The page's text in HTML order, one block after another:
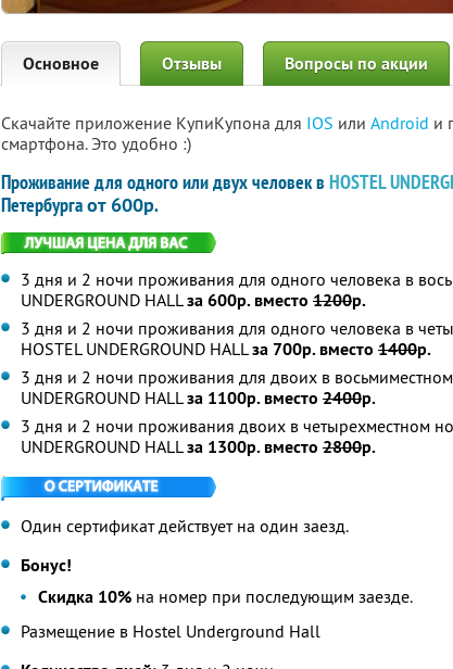
Основное Отзывы Вопросы по акции
Скачайте приложение КупиКупона для IOS или Android и
смартфона. Это удобно :)
Проживание для одного или двух человек в HOSTEL
Петербургаот 600р.
3 дня и 2 ночи проживания для одного человека в
UNDERGROUND HALLза 600р. вместо 1200р.
3 дня и 2 ночи проживания для одного человека в
HOSTEL UNDERGROUND HALLза 700р. вместо 1400р.
3 дня и 2 ночи проживания для двоих в
UNDERGROUND HALLза 1100р. вместо 2400р.
3 дня и 2 ночи проживания двоих в четырехместном
UNDERGROUND HALLза 1300р. вместо 2800р.
Один сертификат действует на один заезд.
Бонус!
Скидка 10% на номер при последующим заезде.
Размещение в Hostel Underground Hall